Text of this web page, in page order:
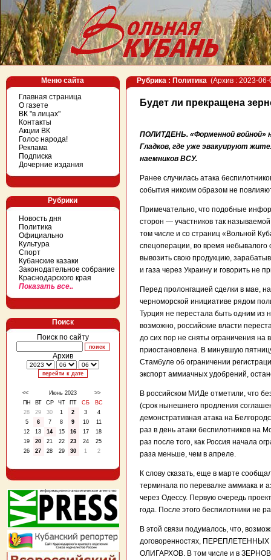
Меню сайта
Главная страница
О газете
ВК "в лицах"
Контакты
Акции ВК
Голос народа!
Реклама
Подписка
Дочерние издания
Рубрики
Новость дня
Политика
Официально
Культура
Спорт
Кубанские казаки
Законодательное собрание
Краснодарского края
Показать все..
Поиск
Поиск по сайту
Архив
<< Июнь 2023
>>
ПН
ВТ СР ЧТ ПТ СБ
ВС
28
29 30 1 2 3
4
5
6 7 8 9 10
11
12
13 14 15 16 17
18
19
20 21 22 23 24
25
26
27 28 29 30 1 2
Рубрика : Политика (Архив : 2023-06-
Будет ли прекращена
ПОЛИТДЕНЬ. «Форменной войной»
Гладков, где уже эвакуируют
наемников ВСУ.
Ранее случилась атака
события никоим образом не
Примечательно, что подобные
сторон — участников так
том числе и со страниц «Вольной
спецоперации, во время небывалого
вывозить свою продукцию,
и газа через Украину и говорить не
Перед пролонгацией сделки в мае,
черноморской инициативе рядом
Турция не перестала быть одним из
возможно, российские власти
до сих пор не сняты ограничения на
приостановлена. В минувшую
Стамбуле об ограничении
экспорт аммиачных удобрений,
В российском МИДе отметили, что
(срок нынешнего продления
демонстративная атака на
раз в день атаки беспилотников на
раз после того, как Россия начала
раза меньше, чем в апреле.
К слову сказать, еще в марте
терминала по перевалке аммиака и
через Одессу. Первую очередь
года. После этого беспилотники не
В этой связи подумалось, что,
договоренностях,
ОЛИГАРХОВ. В том числе и в